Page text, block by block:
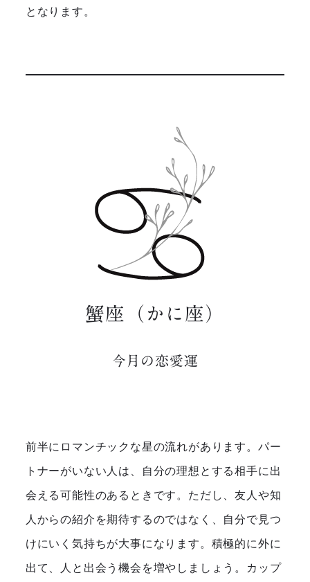
となります。
蟹座（かに座）
今月の恋愛運
前半にロマンチックな星の流れがあります。パー
トナーがいない人は、自分の理想とする相手に出
会える可能性のあるときです。ただし、友人や知
人からの紹介を期待するのではなく、自分で見つ
けにいく気持ちが大事になります。積極的に外に
出て、人と出会う機会を増やしましょう。カップ